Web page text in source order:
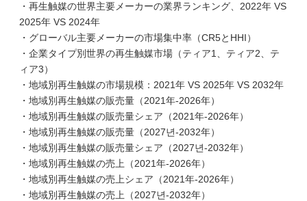
・再生触媒の世界主要メーカーの業界ランキング、2022年 VS
2025年 VS 2024年
・グローバル主要メーカーの市場集中率（CR5とHHI）
・企業タイプ別世界の再生触媒市場（ティア1、ティア2、テ
ィア3）
・地域別再生触媒の市場規模：2021年 VS 2025年 VS 2032年
・地域別再生触媒の販売量（2021年-2026年）
・地域別再生触媒の販売量シェア（2021年-2026年）
・地域別再生触媒の販売量（2027년-2032年）
・地域別再生触媒の販売量シェア（2027년-2032年）
・地域別再生触媒の売上（2021年-2026年）
・地域別再生触媒の売上シェア（2021年-2026年）
・地域別再生触媒の売上（2027년-2032年）